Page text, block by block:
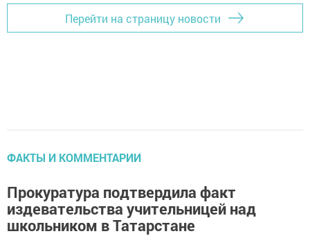
Перейти на страницу новости
ФАКТЫ И КОММЕНТАРИИ
Прокуратура подтвердила факт
издевательства учительницей над
школьником в Татарстане